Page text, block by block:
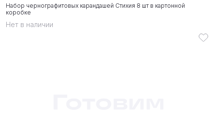
Нет в наличии
Набор чернографитовых карандашей Стихия 8 шт в картонной
коробке